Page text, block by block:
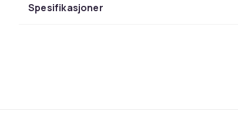
Spesifikasjoner